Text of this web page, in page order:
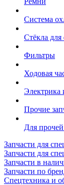
Система
Стёкла для
Фильтры
Ходовая
Электрика
Прочие
Для
Запчасти для
Запчасти для
Запчасти в
Запчасти по
Спецтехника и